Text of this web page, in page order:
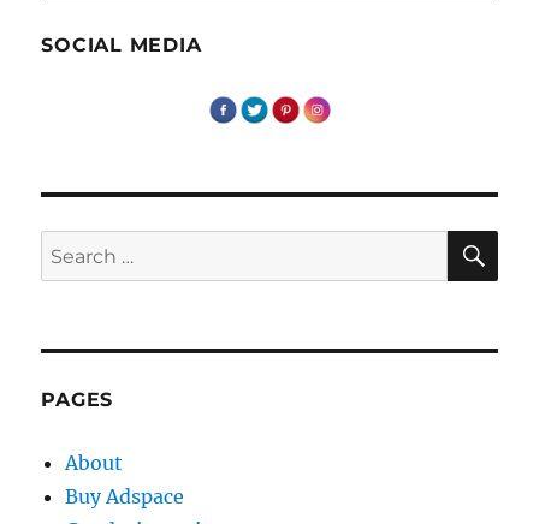
provocare
SOCIAL MEDIA
Search
for:
PAGES
About
Buy Adspace